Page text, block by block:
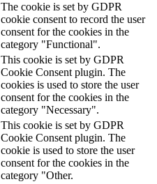
The cookie is set by GDPR
cookie consent to record the user
consent for the cookies in the
category "Functional".
This cookie is set by GDPR
Cookie Consent plugin. The
cookies is used to store the user
consent for the cookies in the
category "Necessary".
This cookie is set by GDPR
Cookie Consent plugin. The
cookie is used to store the user
consent for the cookies in the
category "Other.